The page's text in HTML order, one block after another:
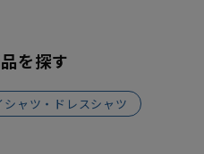
を探す
シャツ・ドレスシャツ